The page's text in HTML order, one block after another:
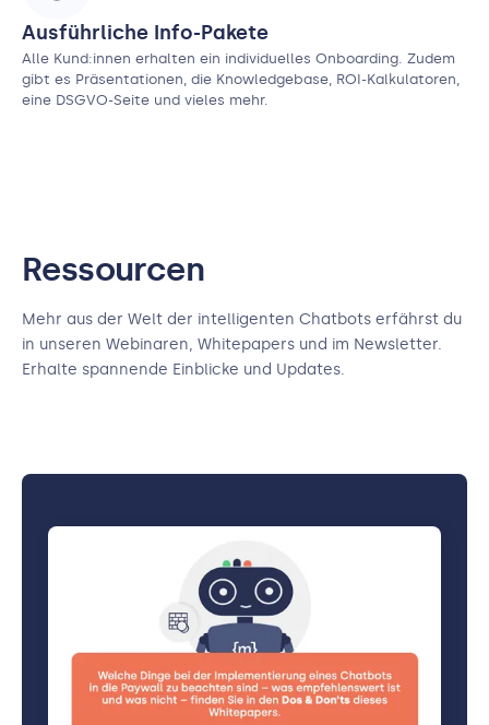
Ausführliche Info-Pakete
Alle Kund:innen erhalten ein individuelles Onboarding. Zudem
gibt es Präsentationen, die Knowledgebase, ROI-Kalkulatoren,
eine DSGVO-Seite und vieles mehr.
Ressourcen
Mehr aus der Welt der intelligenten Chatbots erfährst du
in unseren Webinaren, Whitepapers und im Newsletter.
Erhalte spannende Einblicke und Updates.